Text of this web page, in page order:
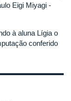
Eigi Miyagi -
à aluna Lígia o
conferido